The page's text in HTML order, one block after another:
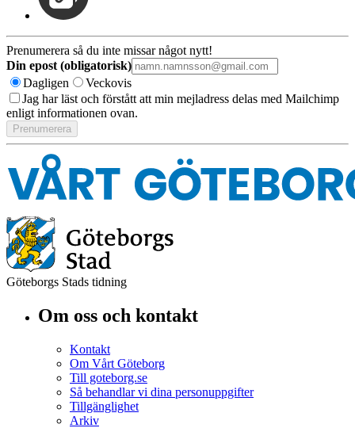
Prenumerera så du inte missar något nytt!
Din epost (obligatorisk)
Dagligen
Veckovis
Jag har läst och förstått att min mejladress delas med Mailchimp
enligt informationen ovan.
Göteborgs Stads tidning
Om oss och kontakt
Kontakt
Om Vårt Göteborg
Till goteborg.se
Så behandlar vi dina personuppgifter
Tillgänglighet
Arkiv